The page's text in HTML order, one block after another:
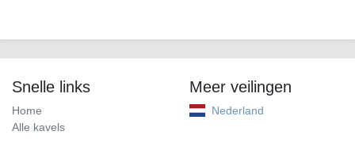
Snelle links
Home
Alle kavels
Meer veilingen
Nederland